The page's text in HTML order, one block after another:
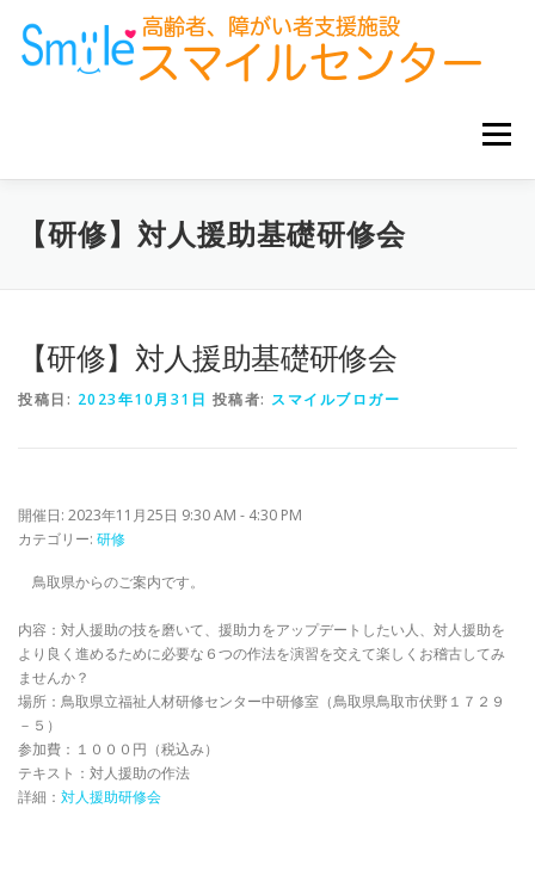
キ
メニュー
ホーム お知らせ サービス事業所 グループ企業
【研修】対人援助基礎研修会
【研修】対人援助基礎研修会
投稿日: 2023年10月31日 投稿者: スマイルブロガー
開催日: 2023年11月25日 9:30 AM - 4:30 PM
カテゴリー: 研修
鳥取県からのご案内です。
内容：対人援助の技を磨いて、援助力をアップデートしたい人、対人援助を
より良く進めるために必要な６つの作法を演習を交えて楽しくお稽古してみ
ませんか？
場所：鳥取県立福祉人材研修センター中研修室（鳥取県鳥取市伏野１７２９
－５）
参加費：１０００円（税込み）
テキスト：対人援助の作法
詳細： 対人援助研修会